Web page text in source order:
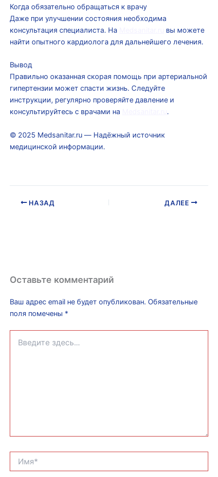
Когда обязательно обращаться к врачу
Даже при улучшении состояния необходима
консультация специалиста. На
вы можете
найти опытного кардиолога для дальнейшего лечения.
Вывод
Правильно оказанная скорая помощь при артериальной
гипертензии может спасти жизнь. Следуйте
инструкции, регулярно проверяйте давление и
консультируйтесь с врачами на
.
© 2025 Medsanitar.ru — Надёжный источник
медицинской информации.
НАЗАД ДАЛЕЕ
Оставьте комментарий
Ваш адрес email не будет опубликован. Обязательные
поля помечены *
здесь...